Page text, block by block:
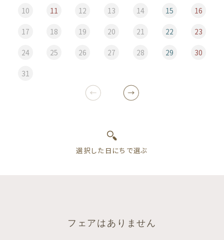
10 11 12 13 14 15 16
17 18 19 20 21 22 23
24 25 26 27 28 29 30
31
フェアはありません